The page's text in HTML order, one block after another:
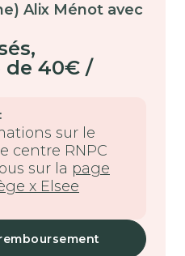
Alix Ménot avec
,
de 40€ /
sur le
centre RNPC
sur la page
x Elsee